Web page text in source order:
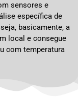
sensores e
específica de
basicamente, a
local e consegue
com temperatura